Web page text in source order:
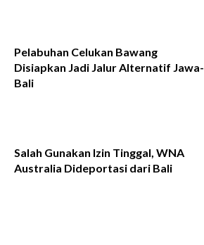
Pelabuhan Celukan Bawang
Disiapkan Jadi Jalur Alternatif Jawa-
Bali
Salah Gunakan Izin Tinggal, WNA
Australia Dideportasi dari Bali